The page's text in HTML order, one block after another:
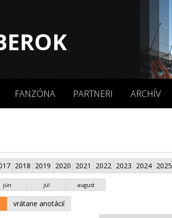
FANZÓNA PARTNERI ARCHÍV
2018 2019 2020 2021 2022 2023 2024 2025
jún júl august
vrátane anotácií